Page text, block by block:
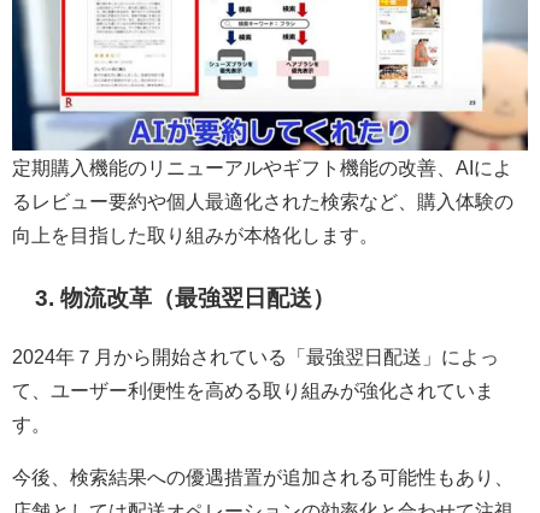
定期購入機能のリニューアルやギフト機能の改善、AIによ
るレビュー要約や個人最適化された検索など、購入体験の
向上を目指した取り組みが本格化します。
3. 物流改革（最強翌日配送）
2024年７月から開始されている「最強翌日配送」によっ
て、ユーザー利便性を高める取り組みが強化されていま
す。
今後、検索結果への優遇措置が追加される可能性もあり、